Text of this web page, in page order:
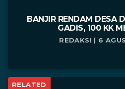
BANJIR RENDAM DESA
GADIS, 100 KK
REDAKSI | 6
RELATED